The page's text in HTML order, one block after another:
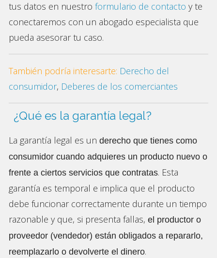
tus datos en nuestro formulario de contacto y te
conectaremos con un abogado especialista que
pueda asesorar tu caso.
También podría interesarte: Derecho del
consumidor, Deberes de los comerciantes
¿Qué es la garantía legal?
La garantía legal es un derecho que tienes como
consumidor cuando adquieres un producto nuevo o
frente a ciertos servicios que contratas. Esta
garantía es temporal e implica que el producto
debe funcionar correctamente durante un tiempo
razonable y que, si presenta fallas, el productor o
proveedor (vendedor) están obligados a repararlo,
reemplazarlo o devolverte el dinero.